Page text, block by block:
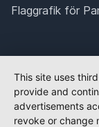
Flaggrafik för
This site uses
provide and
advertisements
revoke or change